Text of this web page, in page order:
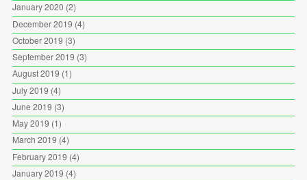
January 2020 (2)
December 2019 (4)
October 2019 (3)
September 2019 (3)
August 2019 (1)
July 2019 (4)
June 2019 (3)
May 2019 (1)
March 2019 (4)
February 2019 (4)
January 2019 (4)